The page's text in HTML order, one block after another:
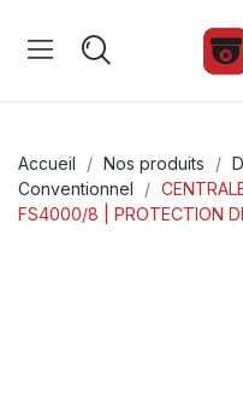
Accueil Nos produits
Conventionnel
FS4000/8 | PROTECTION